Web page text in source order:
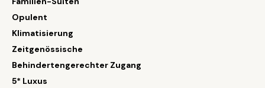
Opulent
Klimatisierung
Zeitgenössische
Behindertengerechter Zugang
5* Luxus